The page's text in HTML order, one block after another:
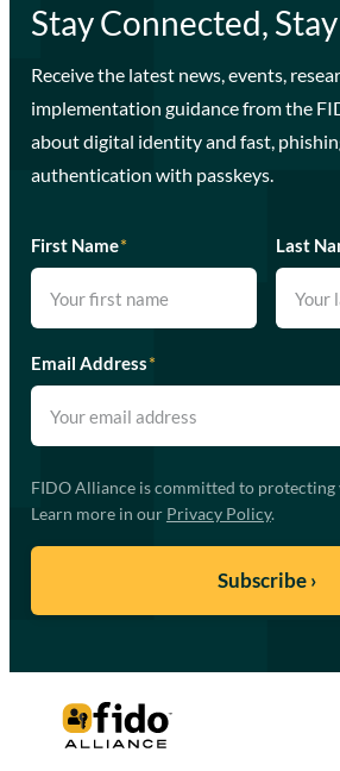
Stay Connected,
Receive the latest news, events,
implementation guidance from the
about digital identity and fast,
authentication with passkeys.
First Name* Last
Email Address*
FIDO Alliance is committed to protecting
Learn more in our Privacy Policy.